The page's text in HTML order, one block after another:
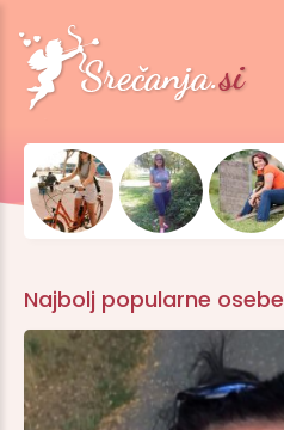
Najbolj popularne osebe